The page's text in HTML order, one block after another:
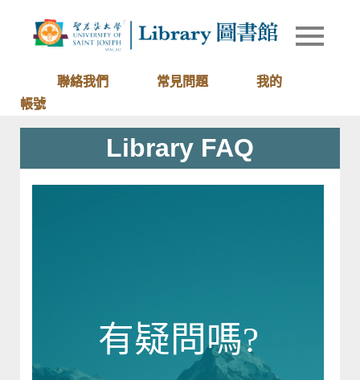
圖書館
Library of
聯絡我們 常見問題
我的
帳號
Library FAQ
有疑問嗎?